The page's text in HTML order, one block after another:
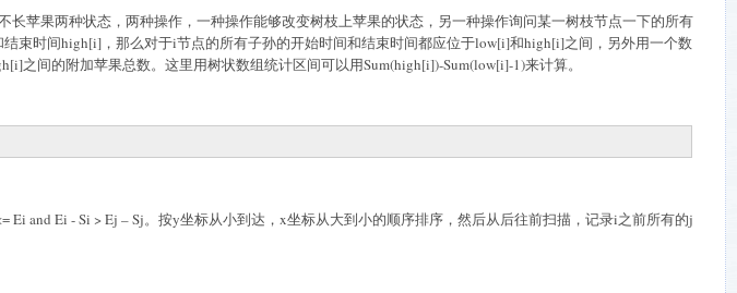
长苹果两种状态，两种操作，一种操作能够改变树枝上苹果的状态，另一种操作询问某一树枝节点一下的所有
结束时间high[i] ，那么对于i节点的所有子孙的开始时间和结束时间都应位于low[i]和high[i]之间，另外用一个数
之间的附加苹果总数。这里用树状数组统计区间可以用Sum(high[i])-Sum(low[i]-1)来计算。
Ei and Ei - Si > Ej – Sj。按y坐标从小到达， x坐标从大到小的顺序排序，然后从后往前扫描，记录i之前所有的j